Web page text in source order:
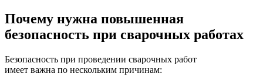
Почему нужна повышенная
безопасность при сварочных работах
Безопасность при проведении сварочных работ
имеет важна по нескольким причинам: